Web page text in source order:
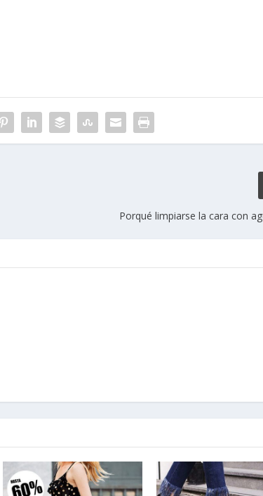
Porqué limpiarse la cara con